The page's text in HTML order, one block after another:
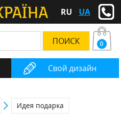
RU UA
Свой дизайн
0
Идея подарка